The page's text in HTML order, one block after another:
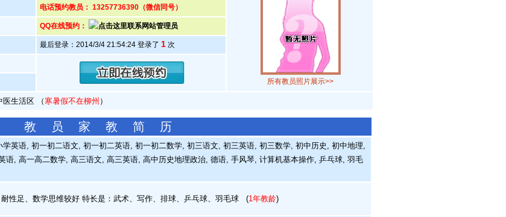
所有教员照片展示>>
电话预约教员： 13257736390（微信同号）
QQ在线预约：
最后登录：2014/3/4 21:54:24 登录了 1次
医生活区 （寒暑假不在柳州 ）
教 员 家 教 简 历
英语, 初一初二语文, 初一初二英语, 初一初二数学, 初三语文, 初三英语, 初三数学, 初中历史, 初中地理,
语, 高一高二数学, 高三语文, 高三英语, 高中历史地理政治, 德语, 手风琴, 计算机基本操作, 乒乓球, 羽毛
性足、数学思维较好 特长是：武术、写作、排球、乒乓球、羽毛球 (1年教龄)